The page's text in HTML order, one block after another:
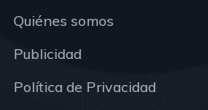
Quiénes somos
Publicidad
Política de Privacidad